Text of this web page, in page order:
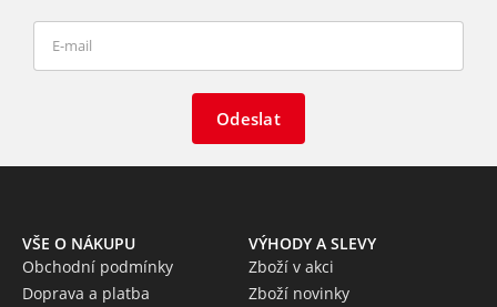
Odeslat
VŠE O NÁKUPU
Obchodní podmínky
Doprava a platba
VÝHODY A SLEVY
Zboží v akci
Zboží novinky